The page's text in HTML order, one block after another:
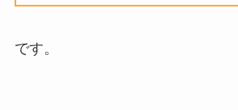
です。